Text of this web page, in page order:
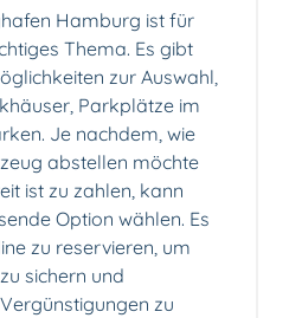
Hamburg ist für
Thema. Es gibt
zur Auswahl,
Parkplätze im
Je nachdem, wie
abstellen möchte
ist zu zahlen, kann
Option wählen. Es
zu reservieren, um
sichern und
zu